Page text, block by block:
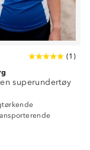
(1 )
superundertøy